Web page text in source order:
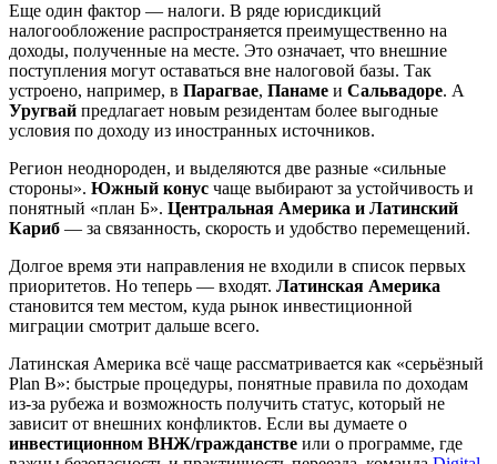
Еще один фактор — налоги. В ряде юрисдикций
налогообложение распространяется преимущественно на
доходы, полученные на месте. Это означает, что внешние
поступления могут оставаться вне налоговой базы. Так
устроено, например, в Парагвае, Панаме и Сальвадоре. А
Уругвай предлагает новым резидентам более выгодные
условия по доходу из иностранных источников.
Регион неоднороден, и выделяются две разные «сильные
стороны». Южный конус чаще выбирают за устойчивость и
понятный «план Б». Центральная Америка и Латинский
Кариб — за связанность, скорость и удобство перемещений.
Долгое время эти направления не входили в список первых
приоритетов. Но теперь — входят. Латинская Америка
становится тем местом, куда рынок инвестиционной
миграции смотрит дальше всего.
Латинская Америка всё чаще рассматривается как «серьёзный
Plan B»: быстрые процедуры, понятные правила по доходам
из-за рубежа и возможность получить статус, который не
зависит от внешних конфликтов. Если вы думаете о
инвестиционном ВНЖ/гражданстве или о программе, где